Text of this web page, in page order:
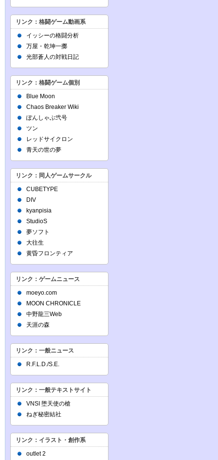
リンク：格闘ゲーム動画系
イッシーの格闘分析
万屋・乾坤一擲
光部蒼人の対戦日記
リンク：格闘ゲーム個別
Blue Moon
Chaos Breaker Wiki
ぽんしゃぶ弐号
ツン
レッドサイクロン
青天の世の夢
リンク：同人ゲームサークル
CUBETYPE
DIV
kyanpisia
StudioS
夢ソフト
大往生
黄昏フロンティア
リンク：ゲームニュース
moeyo.com
MOON CHRONICLE
中野龍三Web
天涯の森
リンク：一般ニュース
R.F.L.D./S.E.
リンク：一般テキストサイト
VNSI 堕天使の槍
ねぎ秘密結社
リンク：イラスト・創作系
outlet 2